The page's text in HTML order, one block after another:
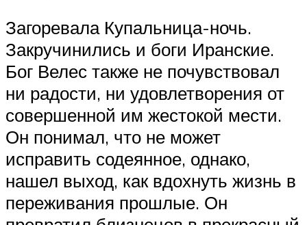
Загоревала Купальница-ночь.
Закручинились и боги Иранские.
Бог Велес также не почувствовал
ни радости, ни удовлетворения от
совершенной им жестокой мести.
Он понимал, что не может
исправить содеянное, однако,
нашел выход, как вдохнуть жизнь в
переживания прошлые. Он